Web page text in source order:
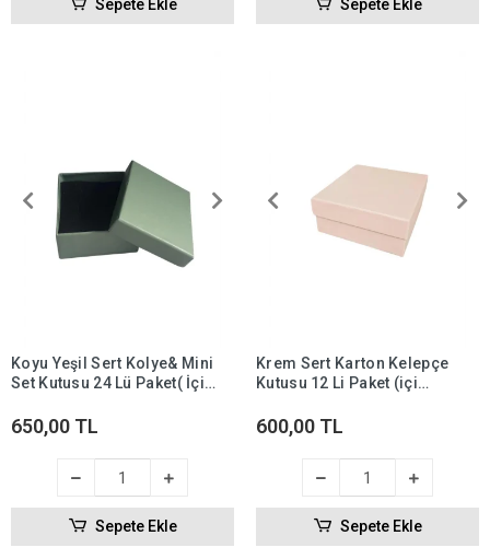
Sepete Ekle Sepete Ekle
Koyu Yeşil Sert Kolye& Mini
Set Kutusu 24 Lü Paket( İçi
650,00 TL
Sepete Ekle
Krem Sert Karton Kelepçe
Kutusu 12 Li Paket (içi
600,00 TL
Sepete Ekle